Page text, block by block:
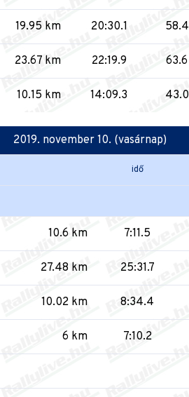
19.95 km 20:30.1 58.4
23.67 km 22:19.9 63.6
10.15 km 14:09.3 43.0
2019. november 10. (vasárnap)
idő
10.6 km 7:11.5
27.48 km 25:31.7
10.02 km 8:34.4
6 km 7:10.2